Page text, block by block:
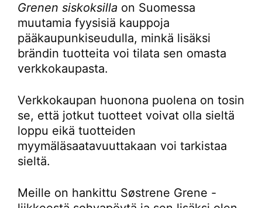
Grenen siskoksilla on Suomessa
muutamia fyysisiä kauppoja
pääkaupunkiseudulla, minkä lisäksi
brändin tuotteita voi tilata sen omasta
verkkokaupasta.
Verkkokaupan huonona puolena on tosin
se, että jotkut tuotteet voivat olla sieltä
loppu eikä tuotteiden
myymäläsaatavuuttakaan voi tarkistaa
sieltä.
Meille on hankittu Søstrene Grene -